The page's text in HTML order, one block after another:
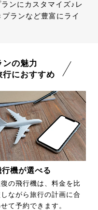
ンにカスタマイズ♪レ
ランなど豊富にライ
ンの魅力
におすすめ
行機が選べる
の飛行機は、料金を比
ながら旅行の計画に合
て予約できます。